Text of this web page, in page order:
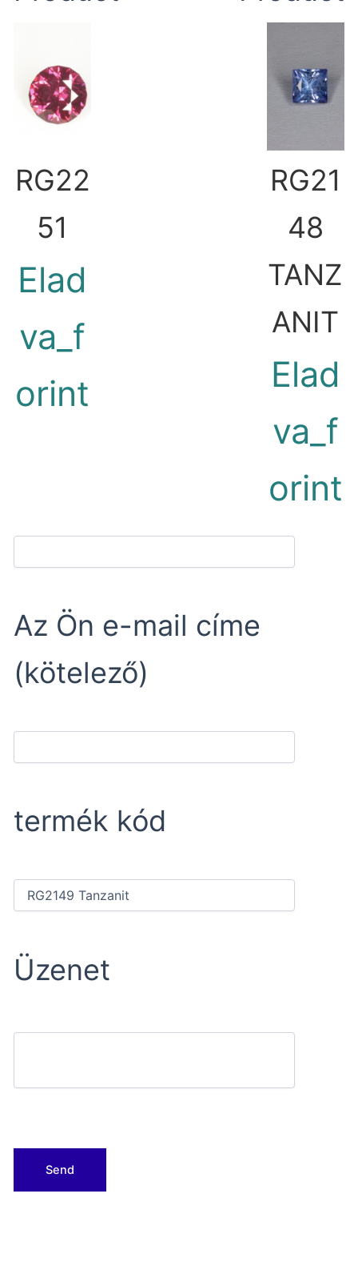
RG22
51
Elad
va_f
orint
RG21
48
TANZ
ANIT
Elad
va_f
orint
Az Ön e-mail címe
(kötelező)
termék kód
Üzenet